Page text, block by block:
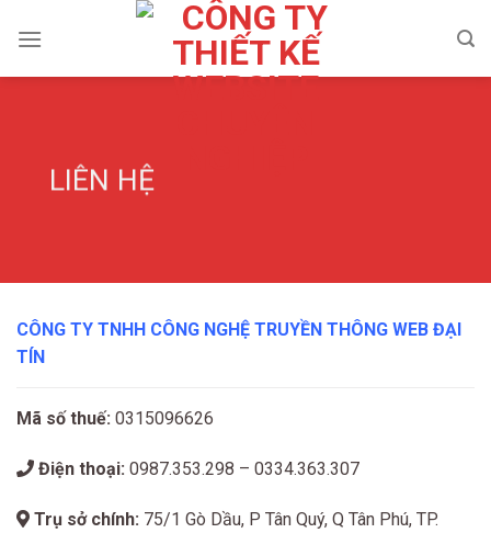
LIÊN HỆ
CÔNG TY TNHH CÔNG NGHỆ TRUYỀN THÔNG WEB ĐẠI
TÍN
Mã số thuế: 0315096626
Điện thoại: 0987.353.298 – 0334.363.307
Trụ sở chính: 75/1 Gò Dầu, P Tân Quý, Q Tân Phú, TP.